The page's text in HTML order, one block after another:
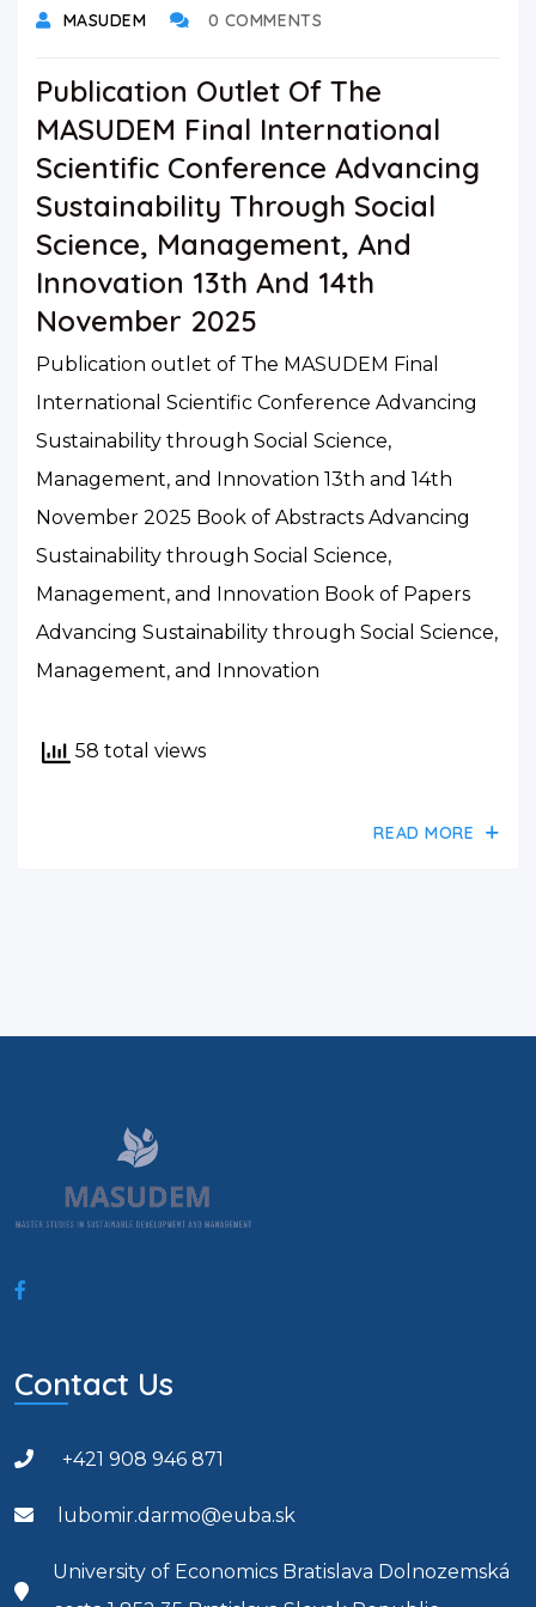
MASUDEM 0 COMMENTS
Publication Outlet Of The
MASUDEM Final International
Scientific Conference Advancing
Sustainability Through Social
Science, Management, And
Innovation 13th And 14th
November 2025
Publication outlet of The MASUDEM Final
International Scientific Conference Advancing
Sustainability through Social Science,
Management, and Innovation 13th and 14th
November 2025 Book of Abstracts Advancing
Sustainability through Social Science,
Management, and Innovation Book of Papers
Advancing Sustainability through Social Science,
Management, and Innovation
58 total views
READ MORE
Contact Us
+421 908 946 871
lubomir.darmo@euba.sk
University of Economics Bratislava Dolnozemská